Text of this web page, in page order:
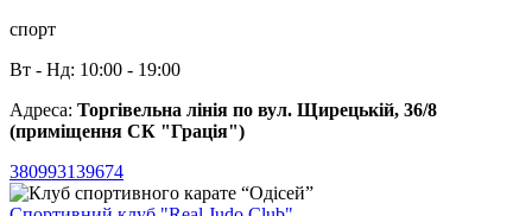
спорт
Вт - Нд: 10:00 - 19:00
Адреса: Торгівельна лінія по вул. Щирецькій, 36/8
(приміщення СК "Грація")
380993139674